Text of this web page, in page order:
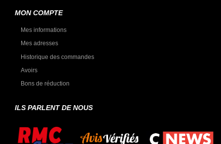
MON COMPTE
Mes informations
Mes adresses
Historique des commandes
Avoirs
Bons de réduction
ILS PARLENT DE NOUS